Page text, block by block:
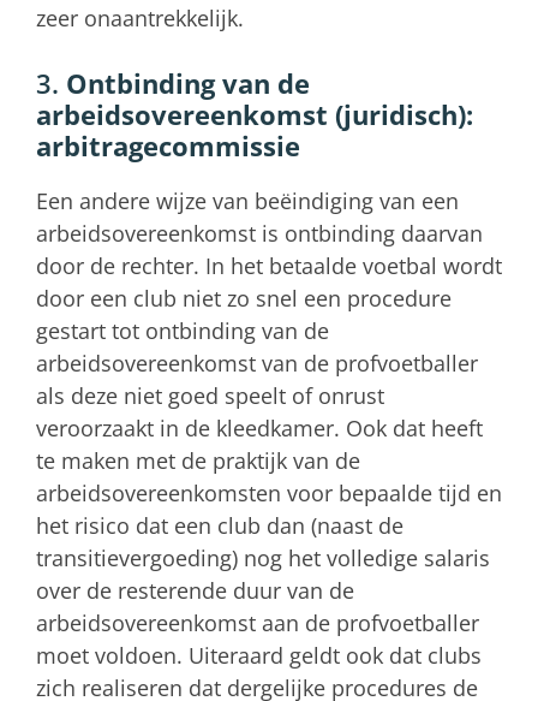
zeer onaantrekkelijk.
3. Ontbinding van de
arbeidsovereenkomst (juridisch):
arbitragecommissie
Een andere wijze van beëindiging van een
arbeidsovereenkomst is ontbinding daarvan
door de rechter. In het betaalde voetbal wordt
door een club niet zo snel een procedure
gestart tot ontbinding van de
arbeidsovereenkomst van de profvoetballer
als deze niet goed speelt of onrust
veroorzaakt in de kleedkamer. Ook dat heeft
te maken met de praktijk van de
arbeidsovereenkomsten voor bepaalde tijd en
het risico dat een club dan (naast de
transitievergoeding) nog het volledige salaris
over de resterende duur van de
arbeidsovereenkomst aan de profvoetballer
moet voldoen. Uiteraard geldt ook dat clubs
zich realiseren dat dergelijke procedures de